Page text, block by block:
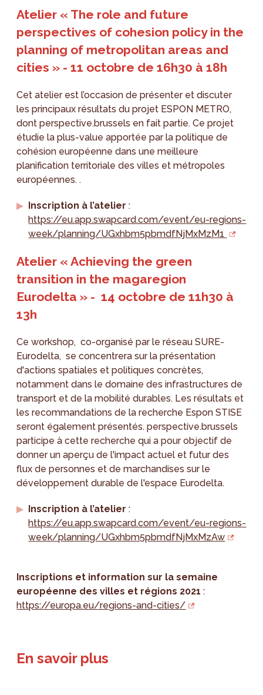
Atelier « The role and future
perspectives of cohesion policy in the
planning of metropolitan areas and
cities » - 11 octobre de 16h30 à 18h
Cet atelier est l’occasion de présenter et discuter
les principaux résultats du projet ESPON METRO,
dont perspective.brussels en fait partie. Ce projet
étudie la plus-value apportée par la politique de
cohésion européenne dans une meilleure
planification territoriale des villes et métropoles
européennes. .
Inscription à l’atelier :
https://eu.app.swapcard.com/event/eu-regions-
week/planning/UGxhbm5pbmdfNjMxMzM1
Atelier « Achieving the green
transition in the magaregion
Eurodelta » - 14 octobre de 11h30 à
13h
Ce workshop, co-organisé par le réseau SURE-
Eurodelta, se concentrera sur la présentation
d'actions spatiales et politiques concrètes,
notamment dans le domaine des infrastructures de
transport et de la mobilité durables. Les résultats et
les recommandations de la recherche Espon STISE
seront également présentés. perspective.brussels
participe à cette recherche qui a pour objectif de
donner un aperçu de l'impact actuel et futur des
flux de personnes et de marchandises sur le
développement durable de l'espace Eurodelta.
Inscription à l’atelier :
https://eu.app.swapcard.com/event/eu-regions-
week/planning/UGxhbm5pbmdfNjMxMzAw
Inscriptions et information sur la semaine
européenne des villes et régions 2021:
https://europa.eu/regions-and-cities/
En savoir plus